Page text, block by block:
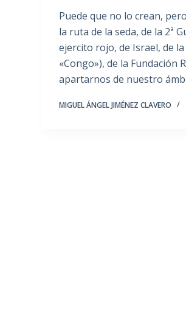
Puede que no lo crean,
la ruta de la seda, de la 2ª
ejercito rojo, de Israel, de
«Congo»), de la Fundación
apartarnos de nuestro
MIGUEL ÁNGEL JIMÉNEZ CLAVERO